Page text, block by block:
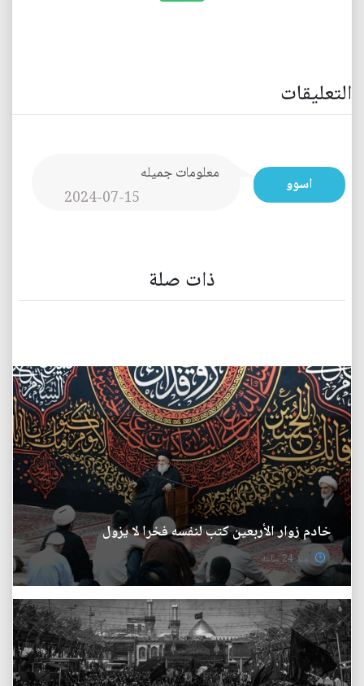
التعليقات
اسوو
معلومات جميله
2024-07-15
ذات صلة
خادم زوار الأربعين كتب لنفسه فخرا لا يزول
منذ 24 ساعة